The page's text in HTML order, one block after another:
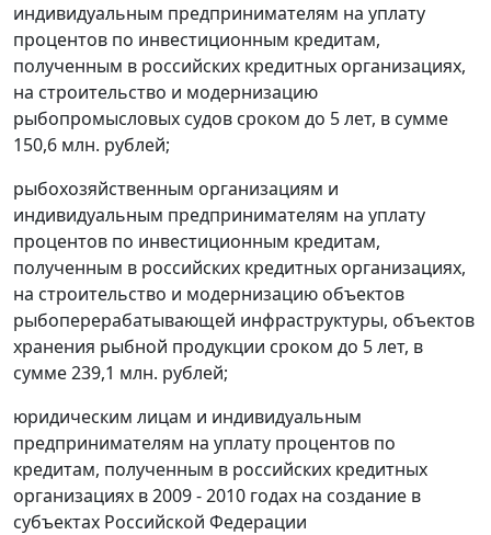
индивидуальным предпринимателям на уплату
процентов по инвестиционным кредитам,
полученным в российских кредитных организациях,
на строительство и модернизацию
рыбопромысловых судов сроком до 5 лет, в сумме
150,6 млн. рублей;
рыбохозяйственным организациям и
индивидуальным предпринимателям на уплату
процентов по инвестиционным кредитам,
полученным в российских кредитных организациях,
на строительство и модернизацию объектов
рыбоперерабатывающей инфраструктуры, объектов
хранения рыбной продукции сроком до 5 лет, в
сумме 239,1 млн. рублей;
юридическим лицам и индивидуальным
предпринимателям на уплату процентов по
кредитам, полученным в российских кредитных
организациях в 2009 - 2010 годах на создание в
субъектах Российской Федерации